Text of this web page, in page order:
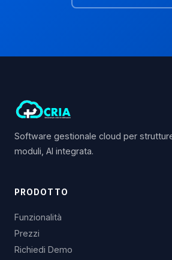
Software gestionale cloud per
moduli, AI integrata.
PRODOTTO
Funzionalità
Prezzi
Richiedi Demo